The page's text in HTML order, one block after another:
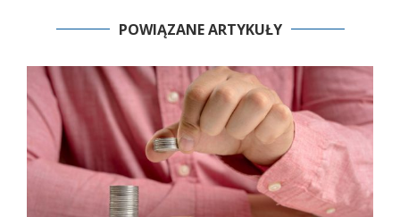
POWIĄZANE ARTYKUŁY